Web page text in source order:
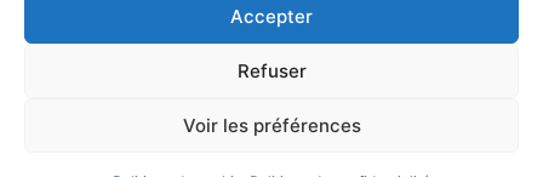
Accepter
Refuser
Voir les préférences
© Tous droits réservés –Mentions légales
Agences du Web | Angers